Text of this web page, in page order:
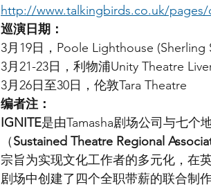
http://www.talkingbirds.co.uk/pages/
巡演日期：
3月19日，Poole Lighthouse (Sherling
3月21-23日，利物浦Unity Theatre
3月26日至30日，伦敦Tara Theatre
编者注：
IGNITE是由Tamasha剧场公司与七个
（Sustained Theatre Regional
宗旨为实现文化工作者的多元化，在
剧场中创建了四个全职带薪的联合制